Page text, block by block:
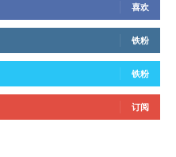
喜欢
铁粉
铁粉
订阅